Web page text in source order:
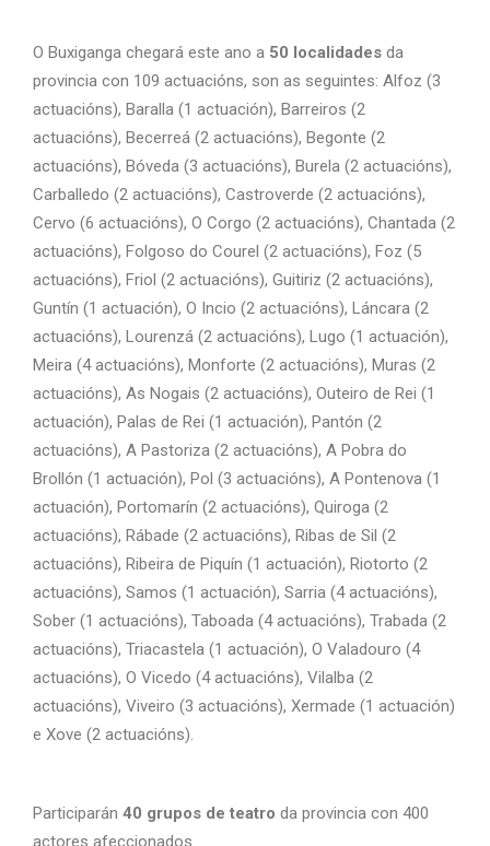
O Buxiganga chegará este ano a 50 localidades da
provincia con 109 actuacións, son as seguintes: Alfoz (3
actuacións), Baralla (1 actuación), Barreiros (2
actuacións), Becerreá (2 actuacións), Begonte (2
actuacións), Bóveda (3 actuacións), Burela (2 actuacións),
Carballedo (2 actuacións), Castroverde (2 actuacións),
Cervo (6 actuacións), O Corgo (2 actuacións), Chantada (2
actuacións), Folgoso do Courel (2 actuacións), Foz (5
actuacións), Friol (2 actuacións), Guitiriz (2 actuacións),
Guntín (1 actuación), O Incio (2 actuacións), Láncara (2
actuacións), Lourenzá (2 actuacións), Lugo (1 actuación),
Meira (4 actuacións), Monforte (2 actuacións), Muras (2
actuacións), As Nogais (2 actuacións), Outeiro de Rei (1
actuación), Palas de Rei (1 actuación), Pantón (2
actuacións), A Pastoriza (2 actuacións), A Pobra do
Brollón (1 actuación), Pol (3 actuacións), A Pontenova (1
actuación), Portomarín (2 actuacións), Quiroga (2
actuacións), Rábade (2 actuacións), Ribas de Sil (2
actuacións), Ribeira de Piquín (1 actuación), Riotorto (2
actuacións), Samos (1 actuación), Sarria (4 actuacións),
Sober (1 actuacións), Taboada (4 actuacións), Trabada (2
actuacións), Triacastela (1 actuación), O Valadouro (4
actuacións), O Vicedo (4 actuacións), Vilalba (2
actuacións), Viveiro (3 actuacións), Xermade (1 actuación)
e Xove (2 actuacións).
Participarán 40 grupos de teatro da provincia con 400
actores afeccionados